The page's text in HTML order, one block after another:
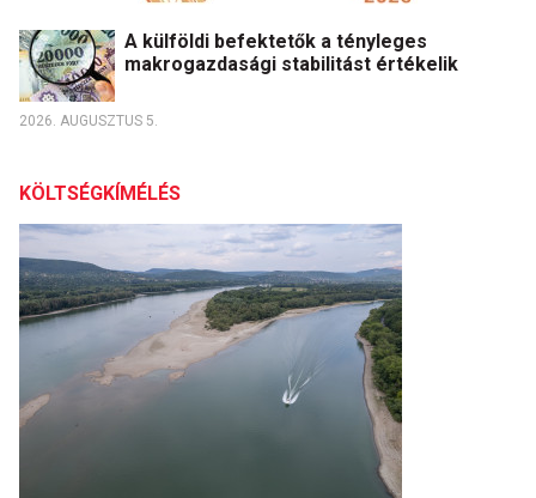
A külföldi befektetők a tényleges
makrogazdasági stabilitást értékelik
2026. AUGUSZTUS 5.
KÖLTSÉGKÍMÉLÉS